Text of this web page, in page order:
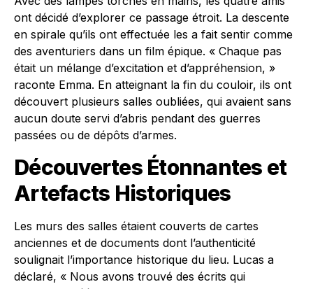
ont décidé d’explorer ce passage étroit. La descente
en spirale qu’ils ont effectuée les a fait sentir comme
des aventuriers dans un film épique. « Chaque pas
était un mélange d’excitation et d’appréhension, »
raconte Emma. En atteignant la fin du couloir, ils ont
découvert plusieurs salles oubliées, qui avaient sans
aucun doute servi d’abris pendant des guerres
passées ou de dépôts d’armes.
Découvertes Étonnantes et
Artefacts Historiques
Les murs des salles étaient couverts de cartes
anciennes et de documents dont l’authenticité
soulignait l’importance historique du lieu. Lucas a
déclaré, « Nous avons trouvé des écrits qui